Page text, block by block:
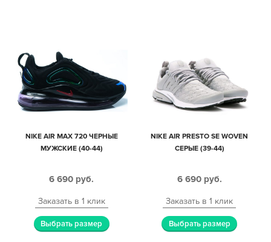
NIKE AIR MAX 720 ЧЕРНЫЕ
МУЖСКИЕ (40-44)
6 690 руб.
Заказать в 1 клик
Выбрать размер
NIKE AIR PRESTO SE WOVEN
СЕРЫЕ (39-44)
6 690 руб.
Заказать в 1 клик
Выбрать размер